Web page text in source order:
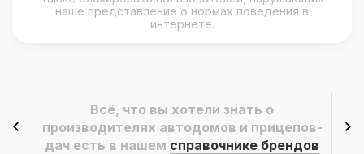
наше представление о нормах поведения в
интернете.
Всё, что вы хотели знать о
производителях автодомов и прицепов-
дач есть в нашем справочнике брендов